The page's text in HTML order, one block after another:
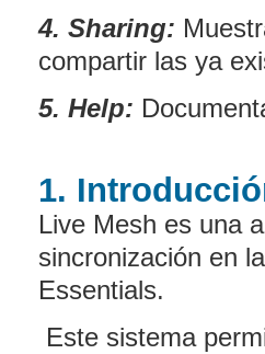
4. Sharing:
compartir las ya
5. Help:
1.
Live Mesh es una
sincronización en
Essentials.
Este sistema